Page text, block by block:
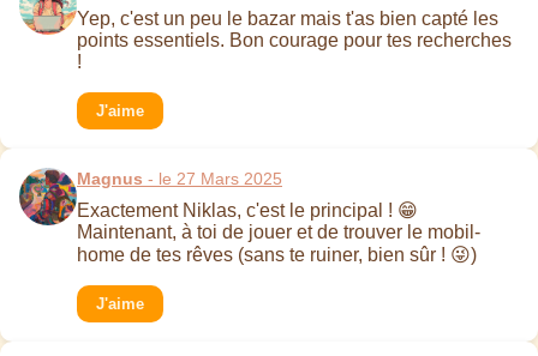
Yep, c'est un peu le bazar mais t'as bien capté les
points essentiels. Bon courage pour tes recherches
!
J'aime
Magnus - le 27 Mars 2025
Exactement Niklas, c'est le principal ! 😁
Maintenant, à toi de jouer et de trouver le mobil-
home de tes rêves (sans te ruiner, bien sûr ! 😜)
J'aime